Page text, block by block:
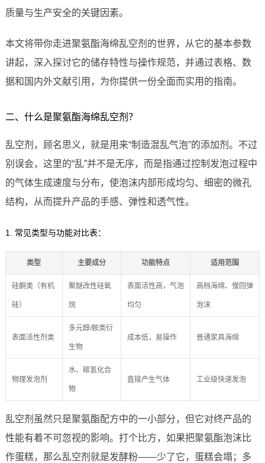
质量与生产安全的关键因素。
本文将带你走进聚氨酯海绵乱空剂的世界，从它的基本参数
讲起，深入探讨它的储存特性与操作规范，并通过表格、数
据和国内外文献引用，为你提供一份全面而实用的指南。
二、什么是聚氨酯海绵乱空剂？
乱空剂，顾名思义，就是用来“制造混乱气泡”的添加剂。不过
别误会，这里的“乱”并不是无序，而是指通过控制发泡过程中
的气体生成速度与分布，使泡沫内部形成均匀、细密的微孔
结构，从而提升产品的手感、弹性和透气性。
1. 常见类型与功能对比表：
类型 主要成分 功能特点 适用范围
硅酮类（有机
硅）
聚醚改性硅氧
烷
表面活性高，气泡
均匀
高档海绵、慢回弹
泡沫
表面活性剂类
多元醇/胺类衍
生物
成本低，易操作 普通家具海绵
物理发泡剂
水、碳氢化合
物
直接产生气体 工业级快速发泡
乱空剂虽然只是聚氨酯配方中的一小部分，但它对终产品的
性能有着不可忽视的影响。打个比方，如果把聚氨酯泡沫比
作蛋糕，那么乱空剂就是发酵粉——少了它，蛋糕会塌；多